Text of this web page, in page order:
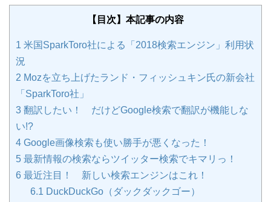
【目次】本記事の内容
1 米国SparkToro社による「2018検索エンジン」利用状
況
2 Mozを立ち上げたランド・フィッシュキン氏の新会社
「SparkToro社」
3 翻訳したい！ だけどGoogle検索で翻訳が機能しな
い!?
4 Google画像検索も使い勝手が悪くなった！
5 最新情報の検索ならツイッター検索でキマリっ！
6 最近注目！ 新しい検索エンジンはこれ！
6.1 DuckDuckGo（ダックダックゴー）